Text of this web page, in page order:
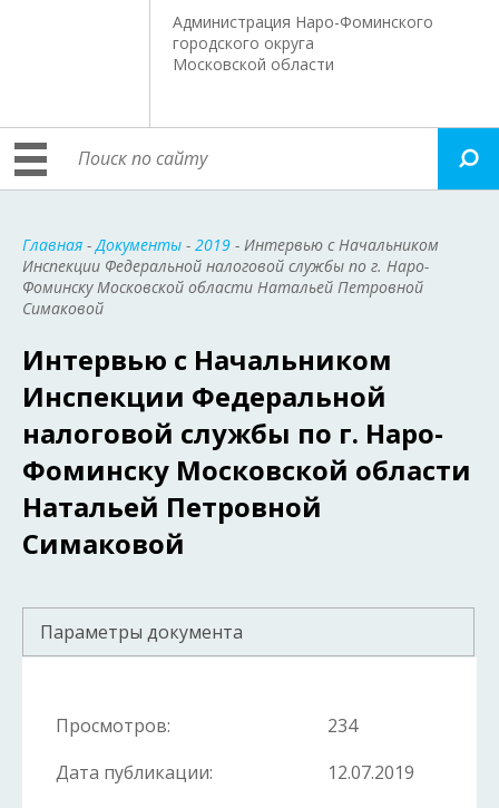
Администрация Наро-Фоминского
городского округа
Московской области
Главная -Документы - 2019 - Интервью с Начальником
Инспекции Федеральной налоговой службы по г. Наро-
Фоминску Московской области Натальей Петровной
Симаковой
Интервью с Начальником
Инспекции Федеральной
налоговой службы по г. Наро-
Фоминску Московской области
Натальей Петровной
Симаковой
Параметры документа
Просмотров:
234
Дата публикации:
12.07.2019